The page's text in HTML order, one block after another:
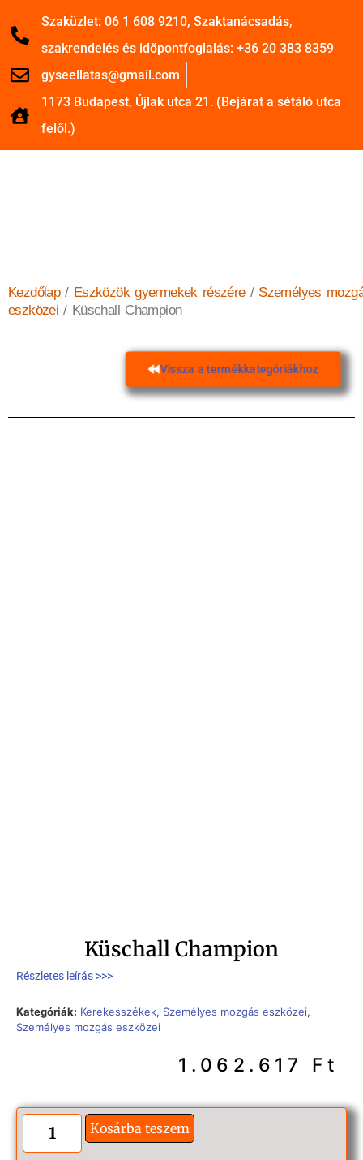
Szaküzlet: 06 1 608 9210, Szaktanácsadás,
szakrendelés és időpontfoglalás: +36 20 383 8359
gyseellatas@gmail.com
1173 Budapest, Újlak utca 21. (Bejárat a sétáló utca
felől.)
Kezdőlap/ Eszközök gyermekek részére/ Személyes
eszközei / Küschall Champion
Vissza a termékkategóriákhoz
Küschall Champion
Részletes leírás >>>
Kategóriák: Kerekesszékek, Személyes mozgás eszközei,
Személyes mozgás eszközei
1.062.617 Ft
Kosárba teszem